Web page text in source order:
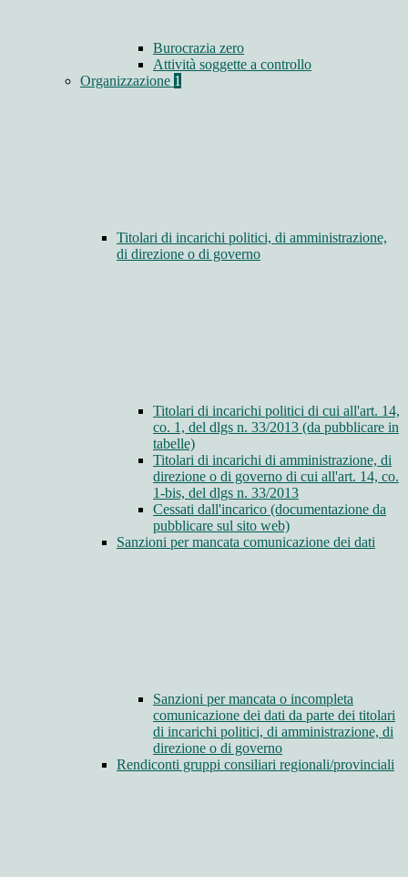
Burocrazia zero
Attività soggette a controllo
Organizzazione 1
Titolari di incarichi politici, di amministrazione,
di direzione o di governo
Titolari di incarichi politici di cui all'art. 14,
co. 1, del dlgs n. 33/2013 (da pubblicare in
tabelle)
Titolari di incarichi di amministrazione, di
direzione o di governo di cui all'art. 14, co.
1-bis, del dlgs n. 33/2013
Cessati dall'incarico (documentazione da
pubblicare sul sito web)
Sanzioni per mancata comunicazione dei dati
Sanzioni per mancata o incompleta
comunicazione dei dati da parte dei titolari
di incarichi politici, di amministrazione, di
direzione o di governo
Rendiconti gruppi consiliari regionali/provinciali